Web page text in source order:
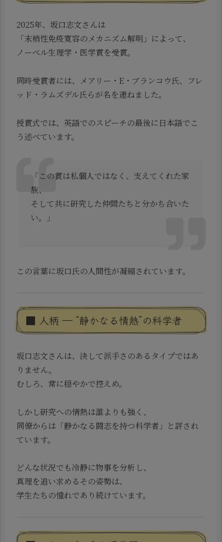
2025年、坂口志文さんは
「末梢性免疫寛容のメカニズム解明」によって、
ノーベル生理学・医学賞を受賞。
同時受賞者には、メアリー・E・ブランコウ氏、フレ
ッド・ラムズデル氏らが名を連ねました。
授賞式では、英語でのスピーチの最後に日本語でこ
う述べています。
「この賞は私個人ではなく、支えてくれた家
族、
そして共に研究した仲間たちと分かち合いた
い。」
この言葉に坂口氏の人間性が凝縮されています。
■ 人柄 ― “静かなる情熱”の科学者
坂口志文さんは、決して派手さのあるタイプではあ
りません。
むしろ、常に穏やかで控えめ。
しかし研究への情熱は誰よりも強く、
同僚からは「静かなる闘志を持つ科学者」と評され
ています。
どんな状況でも冷静に物事を分析し、
真理を追い求めるその姿勢は、
学生たちの憧れであり続けています。